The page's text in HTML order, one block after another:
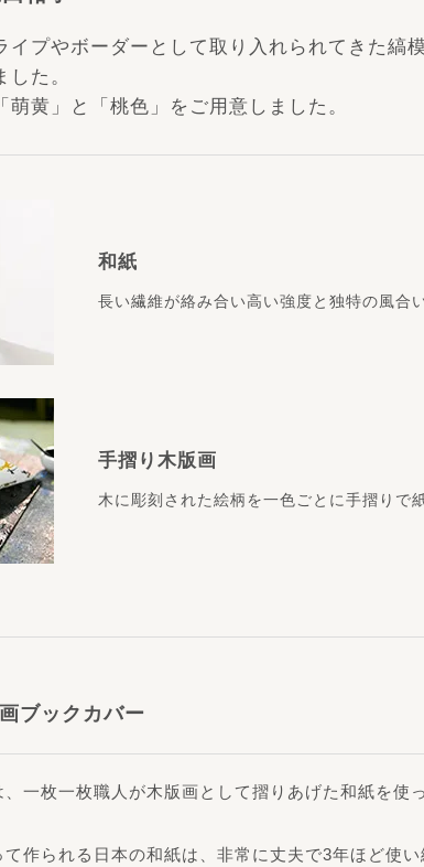
手摺り木版画
木に彫刻された絵柄を一色ごとに手摺りで
和紙
長い繊維が絡み合い高い強度と独特の風合
イプやボーダーとして取り入れられてきた
た。
黄」と「桃色」をご用意しました。
ブックカバー
一枚一枚職人が木版画として摺りあげた和紙を使
作られる日本の和紙は、非常に丈夫で3年ほど使い